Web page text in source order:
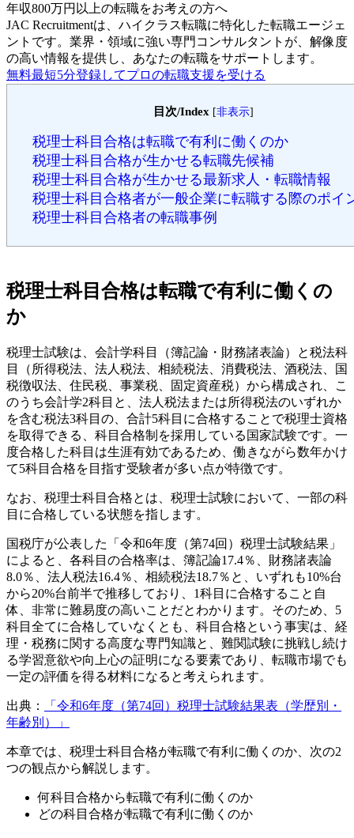
年収800万円以上の転職をお考えの方へ
JAC Recruitmentは、ハイクラス転職に特化した転職エージェ
ントです。 業界・領域に強い専門コンサルタントが、解像度
の高い情報を提供し、あなたの転職をサポートします。
無料最短5分登録してプロの転職支援を受ける
目次/Index [非表示]
税理士科目合格は転職で有利に働くのか
税理士科目合格が生かせる転職先候補
税理士科目合格が生かせる最新求人・転職情報
税理士科目合格者が一般企業に転職する際のポイ
税理士科目合格者の転職事例
税理士科目合格は転職で有利に働くの
か
税理士試験は、会計学科目（簿記論・財務諸表論）と税法科
目（所得税法、法人税法、相続税法、消費税法、酒税法、国
税徴収法、住民税、事業税、固定資産税）から構成され、こ
のうち会計学2科目と、法人税法または所得税法のいずれか
を含む税法3科目の、合計5科目に合格することで税理士資格
を取得できる、科目合格制を採用している国家試験です。一
度合格した科目は生涯有効であるため、働きながら数年かけ
て5科目合格を目指す受験者が多い点が特徴です。
なお、税理士科目合格とは、税理士試験において、一部の科
目に合格している状態を指します。
国税庁が公表した「令和6年度（第74回）税理士試験結果」
によると、各科目の合格率は、簿記論17.4％、財務諸表論
8.0％、法人税法16.4％、相続税法18.7％と、いずれも10%台
から20%台前半で推移しており、1科目に合格すること自
体、非常に難易度の高いことだとわかります。そのため、5
科目全てに合格していなくとも、科目合格という事実は、経
理・税務に関する高度な専門知識と、難関試験に挑戦し続け
る学習意欲や向上心の証明になる要素であり、転職市場でも
一定の評価を得る材料になると考えられます。
出典：
「令和6年度（第74回）税理士試験結果表（学歴別・
年齢別）」
本章では、税理士科目合格が転職で有利に働くのか、次の2
つの観点から解説します。
何科目合格から転職で有利に働くのか
どの科目合格が転職で有利に働くのか